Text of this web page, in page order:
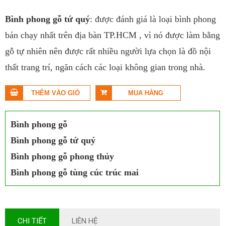
Bình phong gỗ tứ quý: được đánh giá là loại bình phong
bán chạy nhất trên địa bàn TP.HCM , vì nó được làm bằng
gỗ tự nhiên nên được rất nhiều người lựa chọn là đồ nội
thất trang trí, ngăn cách các loại không gian trong nhà.
Bình phong gỗ
Bình phong gỗ tứ quý
Bình phong gỗ phong thủy
Bình phong gỗ tùng cúc trúc mai
CHI TIẾT LIÊN HỆ